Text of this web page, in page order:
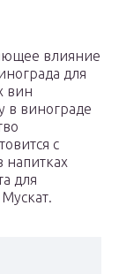
влияние
для
вин
в винограде
с
напитках
для